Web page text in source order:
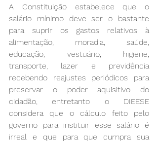
A Constituição estabelece que o
salário mínimo deve ser o bastante
para suprir os gastos relativos à
alimentação, moradia, saúde,
educação, vestuário, higiene,
transporte, lazer e previdência
recebendo reajustes periódicos para
preservar o poder aquisitivo do
cidadão, entretanto o DIEESE
considera que o cálculo feito pelo
governo para instituir esse salário é
irreal e que para que cumpra sua